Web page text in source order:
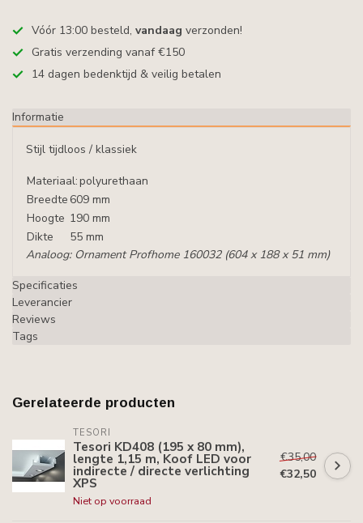
Vóór 13:00 besteld, vandaag verzonden!
Gratis verzending vanaf €150
14 dagen bedenktijd & veilig betalen
Informatie
Stijl tijdloos / klassiek
Materiaal:polyurethaan
Breedte 609 mm
Hoogte 190 mm
Dikte
55 mm
Analoog: Ornament Profhome 160032 (604 x 188 x 51 mm)
Specificaties
Leverancier
Reviews
Tags
Gerelateerde producten
TESORI
Tesori KD408 (195 x 80 mm),
lengte 1,15 m, Koof LED voor
indirecte / directe verlichting
XPS
Niet op voorraad
€35,00
€32,50